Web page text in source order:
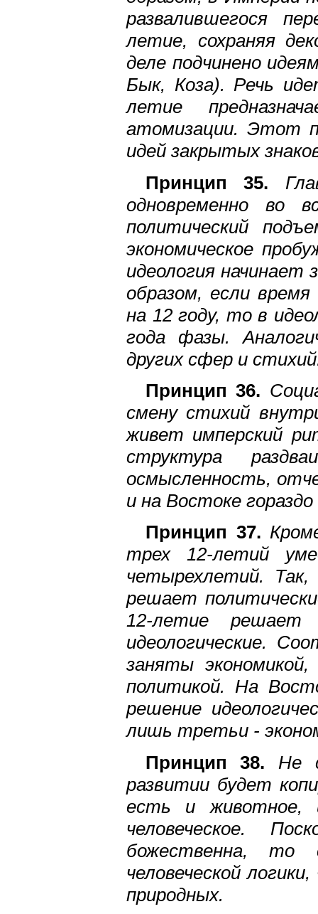
развалившегося
летие, сохраняя
деле подчинено
Бык, Коза). Речь
летие
атомизации. Этот
идей закрытых
Принцип 35.
одновременно во
политический
экономическое
идеология начинает
образом, если
на 12 году, то в
года фазы.
других сфер и
Принцип 36.
смену стихий
живет имперский
структура
осмысленность,
и на Востоке
Принцип 37.
трех 12-летий
четырехлетий.
решает
12-летие решает
идеологические.
заняты
политикой. На
решение
лишь третьи -
Принцип 38.
Не
развитии будет
есть и животное,
человеческое.
божественна,
человеческой
природных.